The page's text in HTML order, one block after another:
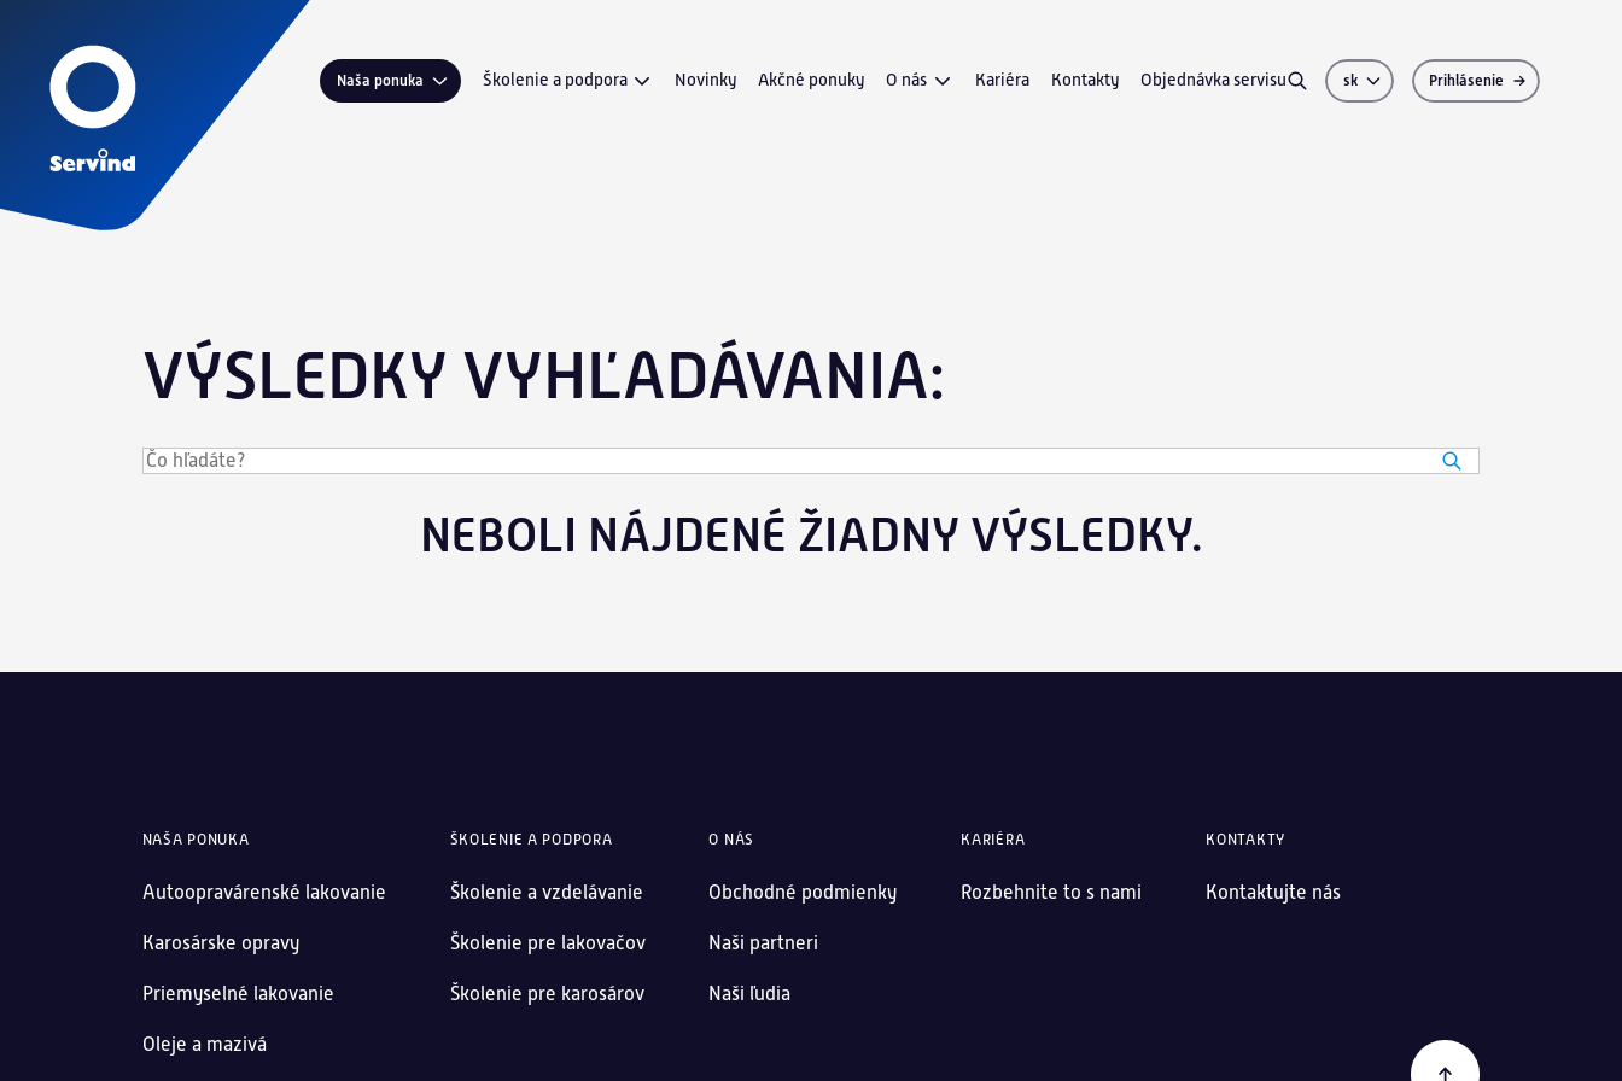
Naša ponuka Školenie a podpora Novinky Akčné ponuky O nás Kariéra Kontakty Objednávka servisu sk Prihlásenie
VÝSLEDKY VYHĽADÁVANIA:
NEBOLI NÁJDENÉ ŽIADNY VÝSLEDKY.
NAŠA PONUKA
Autoopravárenské lakovanie
Karosárske opravy
Priemyselné lakovanie
Oleje a mazivá
ŠKOLENIE A PODPORA
Školenie a vzdelávanie
Školenie pre lakovačov
Školenie pre karosárov
O NÁS
Obchodné podmienky
Naši partneri
Naši ľudia
KARIÉRA
Rozbehnite to s nami
KONTAKTY
Kontaktujte nás